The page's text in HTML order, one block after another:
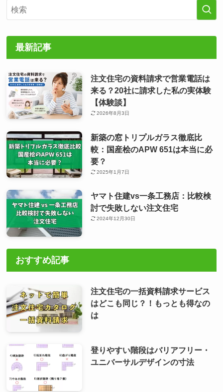
最新記事
注文住宅の資料請求で営業電話は
来る？20社に請求した私の実体験
【体験談】
2026年8月3日
新築の窓トリプルガラス徹底比
較：国産桧のAPW 651は本当に必
要？
2025年1月7日
ヤマト住建vs一条工務店：比較検
討で失敗しない注文住宅
2024年12月30日
おすすめ記事
注文住宅の一括資料請求サービス
はどこも同じ？！もっとも得なの
は
登りやすい階段はバリアフリー・
ユニバーサルデザインの寸法